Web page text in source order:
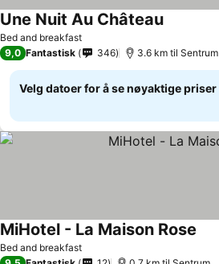
Bed and breakfast
Une Nuit Au Château
9,0 Fantastisk 346 3.6 km til Sentrum
Velg datoer for å se nøyaktige priser
Bed and breakfast
MiHotel - La Maison Rose